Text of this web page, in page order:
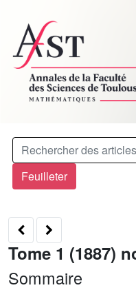
Feuilleter
Tome 1 (1887)
Sommaire